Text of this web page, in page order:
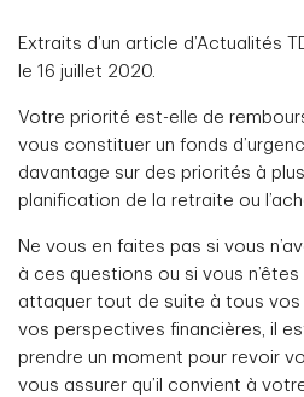
Extraits d’un article d’Actualités
le 16 juillet 2020.
Votre priorité est-elle de
vous constituer un fonds
davantage sur des priorités à
planification de la retraite ou
Ne vous en faites pas si vous
à ces questions ou si vous
attaquer tout de suite à tous
vos perspectives financières, il
prendre un moment pour revoir
vous assurer qu’il convient à